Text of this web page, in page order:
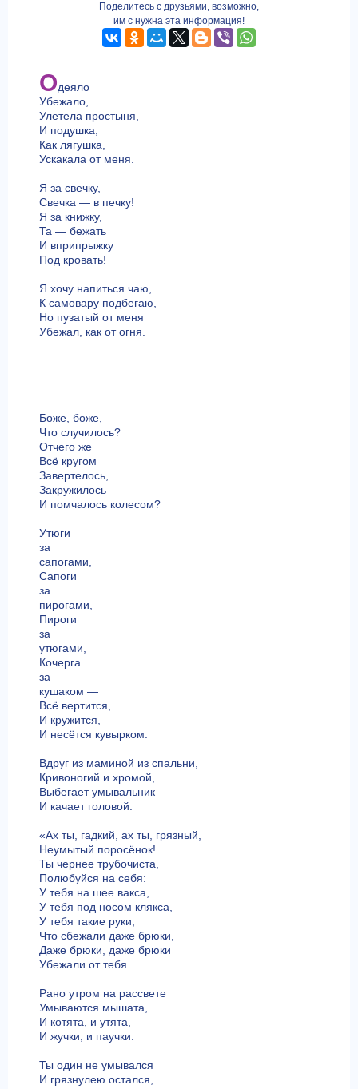
Поделитесь с друзьями, возможно,
им с нужна эта информация!
Одеяло
Убежало,
Улетела простыня,
И подушка,
Как лягушка,
Ускакала от меня.
Я за свечку,
Свечка — в печку!
Я за книжку,
Та — бежать
И вприпрыжку
Под кровать!
Я хочу напиться чаю,
К самовару подбегаю,
Но пузатый от меня
Убежал, как от огня.
Боже, боже,
Что случилось?
Отчего же
Всё кругом
Завертелось,
Закружилось
И помчалось колесом?
Утюги
за
сапогами,
Сапоги
за
пирогами,
Пироги
за
утюгами,
Кочерга
за
кушаком —
Всё вертится,
И кружится,
И несётся кувырком.
Вдруг из маминой из спальни,
Кривоногий и хромой,
Выбегает умывальник
И качает головой:
«Ах ты, гадкий, ах ты, грязный,
Неумытый поросёнок!
Ты чернее трубочиста,
Полюбуйся на себя:
У тебя на шее вакса,
У тебя под носом клякса,
У тебя такие руки,
Что сбежали даже брюки,
Даже брюки, даже брюки
Убежали от тебя.
Рано утром на рассвете
Умываются мышата,
И котята, и утята,
И жучки, и паучки.
Ты один не умывался
И грязнулею остался,